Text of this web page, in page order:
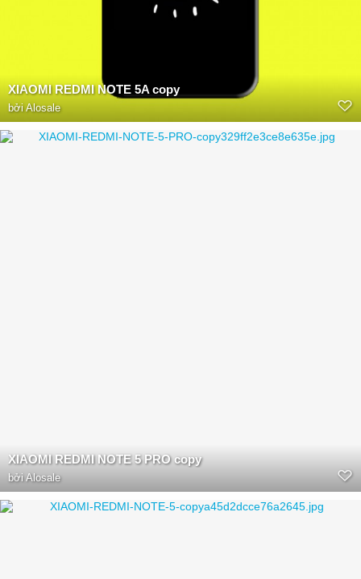
XIAOMI REDMI NOTE 5A copy
bởiAlosale
XIAOMI REDMI NOTE 5 PRO copy
bởiAlosale